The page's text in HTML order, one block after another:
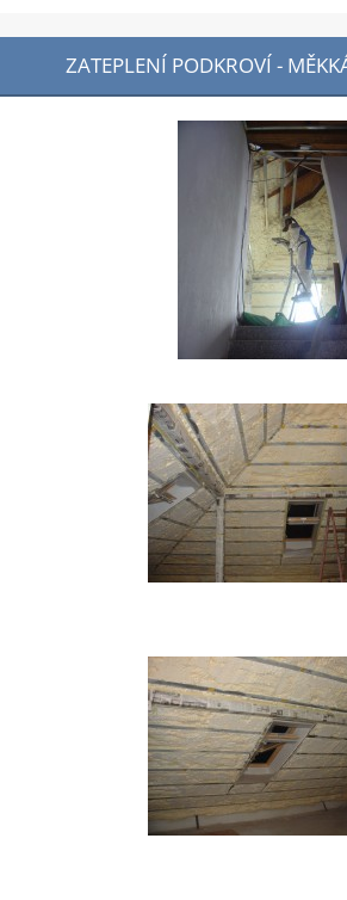
ZATEPLENÍ PODKROVÍ -